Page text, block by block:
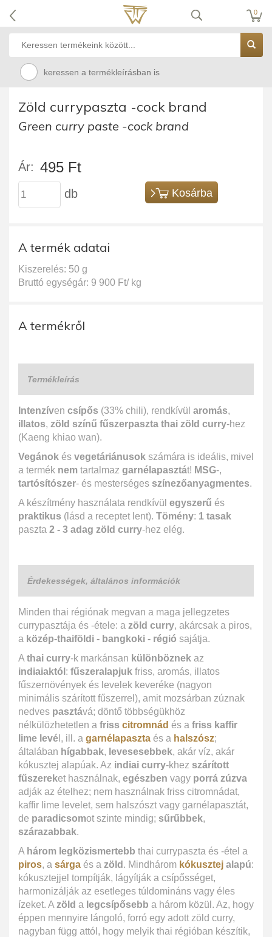
0
keressen a termékleírásban is
Zöld currypaszta -cock brand
Green curry paste -cock brand
Ár: 495 Ft
db Kosárba
A termék adatai
Kiszerelés: 50 g
Bruttó egységár: 9 900 Ft/ kg
A termékről
Termékleírás
Intenzíven csípős (33% chili), rendkívül aromás,
illatos, zöld színű fűszerpaszta thai zöld curry-hez
(Kaeng khiao wan).
Vegánok és vegetáriánusok számára is ideális, mivel
a termék nem tartalmaz garnélapasztát! MSG-,
tartósítószer- és mesterséges színezőanyagmentes.
A készítmény használata rendkívül egyszerű és
praktikus (lásd a receptet lent). Tömény: 1 tasak
paszta 2 - 3 adag zöld curry-hez elég.
Érdekességek, általános információk
Minden thai régiónak megvan a maga jellegzetes
currypasztája és -étele: a zöld curry, akárcsak a piros,
a közép-thaiföldi - bangkoki - régió sajátja.
A thai curry-k markánsan különböznek az
indiaiaktól : fűszeralapjuk friss, aromás, illatos
fűszernövények és levelek keveréke (nagyon
minimális szárított fűszerrel), amit mozsárban zúznak
nedves pasztává; döntő többségükhöz
nélkülözhetetlen a friss citromnád és a friss kaffir
lime levé l, ill. a garnélapaszta és a halszósz;
általában hígabbak, levesesebbek, akár víz, akár
kókusztej alapúak. Az indiai curry-khez szárított
fűszereket használnak, egészben vagy porrá zúzva
adják az ételhez; nem használnak friss citromnádat,
kaffir lime levelet, sem halszószt vagy garnélapasztát,
de paradicsomot szinte mindig; sűrűbbek,
szárazabbak.
A három legközismertebb thai currypaszta és -étel a
piros, a sárga és a zöld . Mindhárom kókusztej alapú:
kókusztejjel tompítják, lágyítják a csípősséget,
harmonizálják az esetleges túldomináns vagy éles
ízeket. A zöld a legcsípősebb a három közül. Az, hogy
éppen mennyire lángoló, forró egy adott zöld curry,
nagyban függ attól, hogy melyik thai régióban készítik,